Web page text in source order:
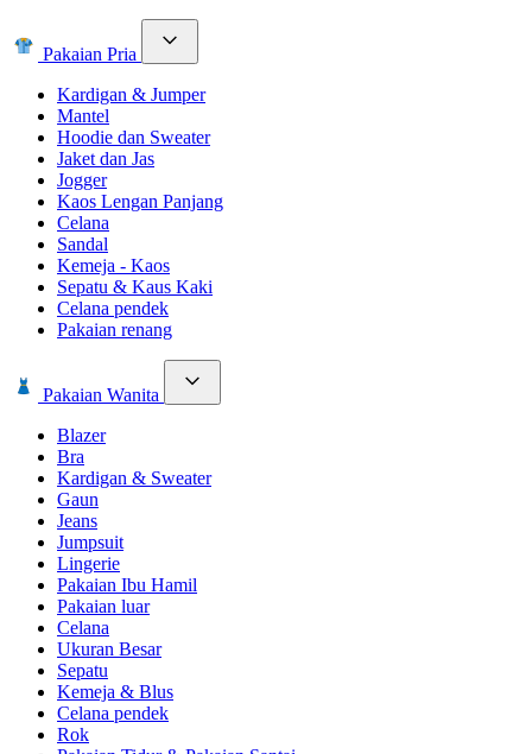
Pakaian Pria
Kardigan & Jumper
Mantel
Hoodie dan Sweater
Jaket dan Jas
Jogger
Kaos Lengan Panjang
Celana
Sandal
Kemeja - Kaos
Sepatu & Kaus Kaki
Celana pendek
Pakaian renang
Pakaian Wanita
Blazer
Bra
Kardigan & Sweater
Gaun
Jeans
Jumpsuit
Lingerie
Pakaian Ibu Hamil
Pakaian luar
Celana
Ukuran Besar
Sepatu
Kemeja & Blus
Celana pendek
Rok